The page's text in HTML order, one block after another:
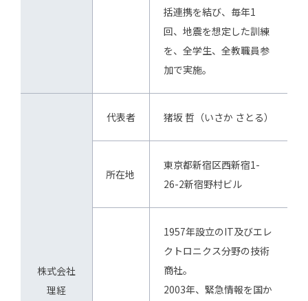
括連携を結び、毎年1
回、地震を想定した訓練
を、全学生、全教職員参
加で実施。
株式会社
理経
代表者 猪坂 哲（いさか さとる）
所在地
東京都新宿区西新宿1-
26-2新宿野村ビル
1957年設立のIT及びエレ
クトロニクス分野の技術
商社。
2003年、緊急情報を国か